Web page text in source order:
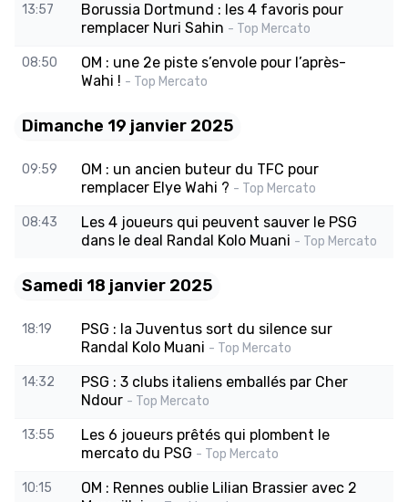
13:57
Borussia Dortmund : les 4 favoris pour
remplacer Nuri Sahin - Top Mercato
08:50
OM : une 2e piste s’envole pour l’après-
Wahi ! - Top Mercato
Dimanche 19 janvier 2025
09:59
OM : un ancien buteur du TFC pour
remplacer Elye Wahi ? - Top Mercato
08:43
Les 4 joueurs qui peuvent sauver le PSG
dans le deal Randal Kolo Muani - Top Mercato
Samedi 18 janvier 2025
18:19
PSG : la Juventus sort du silence sur
Randal Kolo Muani - Top Mercato
14:32
PSG : 3 clubs italiens emballés par Cher
Ndour - Top Mercato
13:55
Les 6 joueurs prêtés qui plombent le
mercato du PSG - Top Mercato
10:15
OM : Rennes oublie Lilian Brassier avec 2